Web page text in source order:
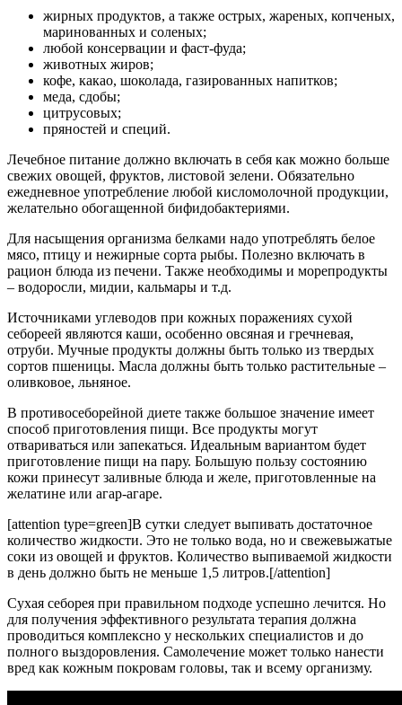
жирных продуктов, а также острых, жареных, копченых,
маринованных и соленых;
любой консервации и фаст-фуда;
животных жиров;
кофе, какао, шоколада, газированных напитков;
меда, сдобы;
цитрусовых;
пряностей и специй.
Лечебное питание должно включать в себя как можно больше
свежих овощей, фруктов, листовой зелени. Обязательно
ежедневное употребление любой кисломолочной продукции,
желательно обогащенной бифидобактериями.
Для насыщения организма белками надо употреблять белое
мясо, птицу и нежирные сорта рыбы. Полезно включать в
рацион блюда из печени. Также необходимы и морепродукты
– водоросли, мидии, кальмары и т.д.
Источниками углеводов при кожных поражениях сухой
себореей являются каши, особенно овсяная и гречневая,
отруби. Мучные продукты должны быть только из твердых
сортов пшеницы. Масла должны быть только растительные –
оливковое, льняное.
В противосеборейной диете также большое значение имеет
способ приготовления пищи. Все продукты могут
отвариваться или запекаться. Идеальным вариантом будет
приготовление пищи на пару. Большую пользу состоянию
кожи принесут заливные блюда и желе, приготовленные на
желатине или агар-агаре.
[attention type=green]В сутки следует выпивать достаточное
количество жидкости. Это не только вода, но и свежевыжатые
соки из овощей и фруктов. Количество выпиваемой жидкости
в день должно быть не меньше 1,5 литров.[/attention]
Сухая себорея при правильном подходе успешно лечится. Но
для получения эффективного результата терапия должна
проводиться комплексно у нескольких специалистов и до
полного выздоровления. Самолечение может только нанести
вред как кожным покровам головы, так и всему организму.